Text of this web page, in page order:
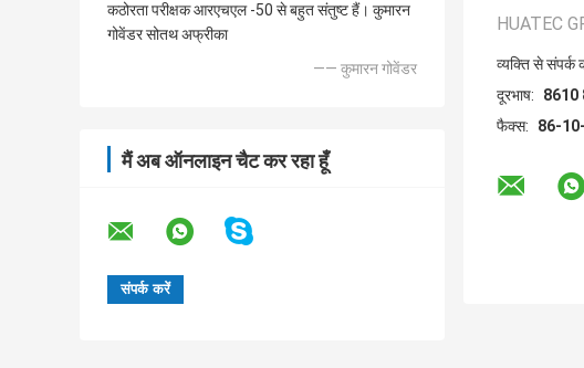
कठोरता परीक्षक आरएचएल -50 से बहुत संतुष्ट हैं। कुमारन
गोवेंडर सोतथ अफ्रीका
—— कुमारन गोवेंडर
मैं अब ऑनलाइन चैट कर रहा हूँ
HUATEC
व्यक्ति से संपर्क
दूरभाष:
8610
फैक्स:
86-